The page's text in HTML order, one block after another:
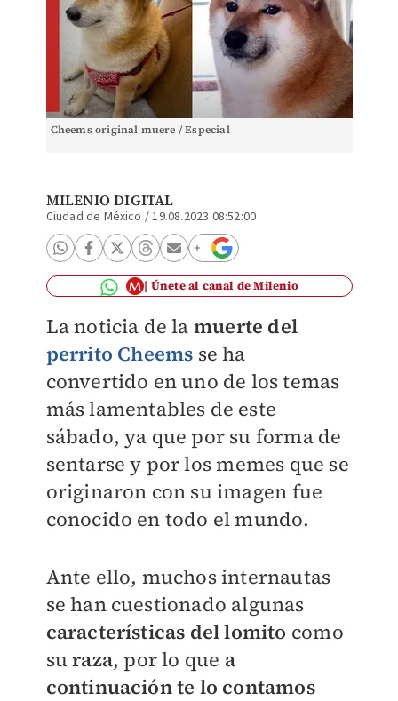
Cheems original muere / Especial
MILENIO DIGITAL
Ciudad de México /19.08.2023 08:52:00
Únete al canal de Milenio
La noticia de la muerte del
perrito Cheems se ha
convertido en uno de los temas
más lamentables de este
sábado, ya que por su forma de
sentarse y por losmemes que se
originaron con su imagen fue
conocido en todo el mundo.
Ante ello, muchos internautas
se han cuestionado algunas
características del lomito como
suraza, por lo que a
continuación te lo contamos